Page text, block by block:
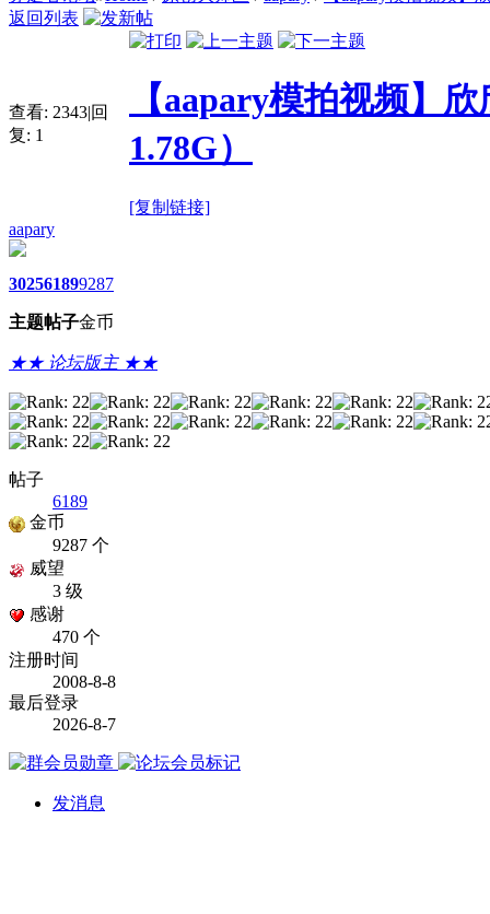
返回列表
查看: 2343|回
复: 1
【aapary模拍视频】
1.78G）
[复制链接]
aapary
3025
主题
6189
帖子
9287
金币
★★ 论坛版主 ★★
帖子
6189
金币
9287 个
威望
3 级
感谢
470 个
注册时间
2008-8-8
最后登录
2026-8-7
发消息